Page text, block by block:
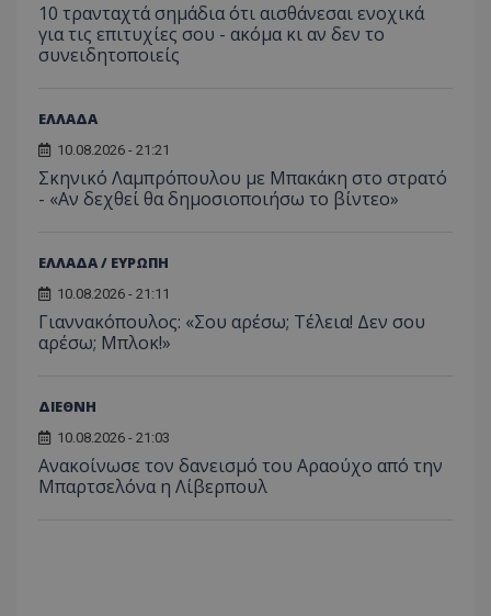
10 τρανταχτά σημάδια ότι αισθάνεσαι ενοχικά
για τις επιτυχίες σου - ακόμα κι αν δεν το
συνειδητοποιείς
ΕΛΛΑΔΑ
10.08.2026 - 21:21
Σκηνικό Λαμπρόπουλου με Μπακάκη στο στρατό
- «Αν δεχθεί θα δημοσιοποιήσω το βίντεο»
ΕΛΛΑΔΑ / ΕΥΡΩΠΗ
10.08.2026 - 21:11
Γιαννακόπουλος: «Σου αρέσω; Τέλεια! Δεν σου
αρέσω; Μπλοκ!»
ΔΙΕΘΝΗ
10.08.2026 - 21:03
Ανακοίνωσε τον δανεισμό του Αραούχο από την
Μπαρτσελόνα η Λίβερπουλ